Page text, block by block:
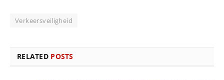
Verkeersveiligheid
RELATED POSTS